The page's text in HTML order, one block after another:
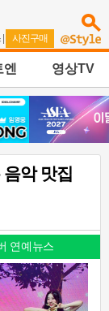
| 사진구매
엔 영상TV
악 맛집
연예뉴스